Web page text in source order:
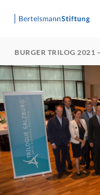
TRILOG 2021